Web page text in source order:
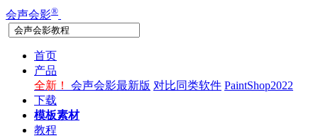
会声会影®
首页
产品
全新！
会声会影最新版 对比同类软件 PaintShop2022
下载
模板素材
教程